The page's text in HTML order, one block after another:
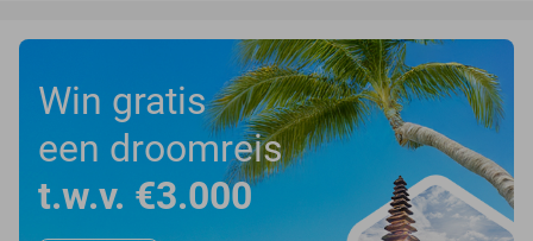
Win gratis
een droomreis
t.w.v. €3.000